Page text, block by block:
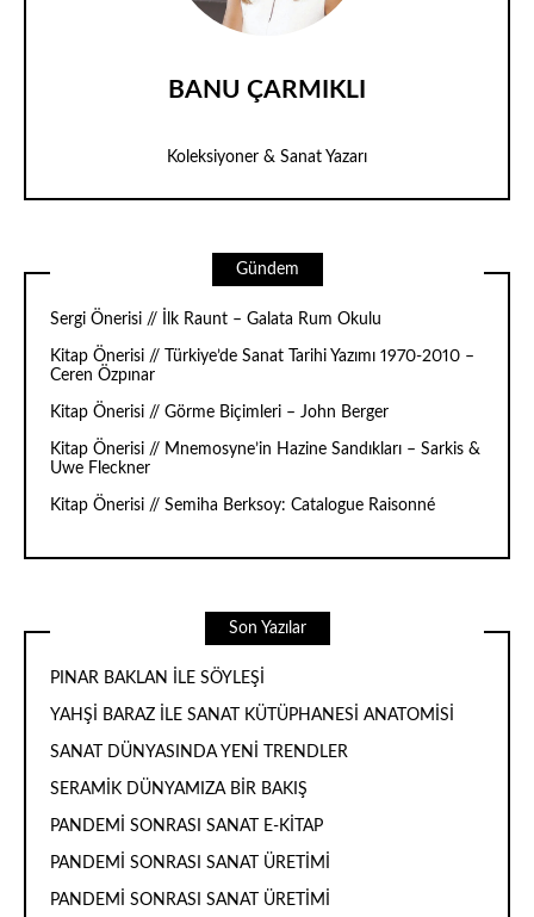
BANU ÇARMIKLI
Koleksiyoner & Sanat Yazarı
Gündem
Sergi Önerisi // İlk Raunt – Galata Rum Okulu
Kitap Önerisi // Türkiye’de Sanat Tarihi Yazımı 1970-2010 –
Ceren Özpınar
Kitap Önerisi // Görme Biçimleri – John Berger
Kitap Önerisi // Mnemosyne’in Hazine Sandıkları – Sarkis &
Uwe Fleckner
Kitap Önerisi // Semiha Berksoy: Catalogue Raisonné
Son Yazılar
PINAR BAKLAN İLE SÖYLEŞİ
YAHŞİ BARAZ İLE SANAT KÜTÜPHANESİ ANATOMİSİ
SANAT DÜNYASINDA YENİ TRENDLER
SERAMİK DÜNYAMIZA BİR BAKIŞ
PANDEMİ SONRASI SANAT E-KİTAP
PANDEMİ SONRASI SANAT ÜRETİMİ
PANDEMİ SONRASI SANAT ÜRETİMİ